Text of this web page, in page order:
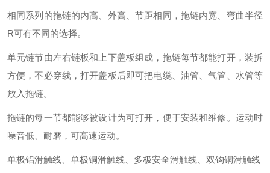
相同系列的拖链的内高、外高、节距相同，拖链内宽、弯曲半径
R可有不同的选择。
单元链节由左右链板和上下盖板组成，拖链每节都能打开，装拆
方便，不必穿线，打开盖板后即可把电缆、油管、气管、水管等
放入拖链。
拖链的每一节都能够被设计为可打开，便于安装和维修。运动时
噪音低、耐磨，可高速运动。
单极铝滑触线、单极铜滑触线、多极安全滑触线、双钩铜滑触线